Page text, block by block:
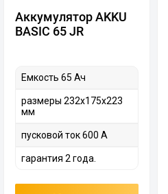
Аккумулятор AKKU
BASIC 65 JR
Емкость 65 Ач
размеры 232х175х223
мм
пусковой ток 600 А
гарантия 2 года.